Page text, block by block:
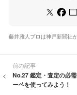
藤井雅人プロは神戸新聞社
前の記事
No.27 鑑定・査定の必
ーペを使ってみよう！